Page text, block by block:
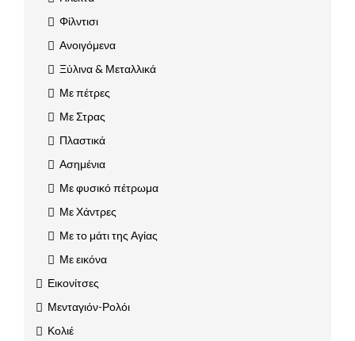
Φίλντισι
Ανοιγόμενα
Ξύλινα & Μεταλλικά
Με πέτρες
Με Στρας
Πλαστικά
Ασημένια
Με φυσικό πέτρωμα
Με Χάντρες
Με το μάτι της Αγίας
Με εικόνα
Εικονίτσες
Μενταγιόν-Ρολόι
Κολιέ